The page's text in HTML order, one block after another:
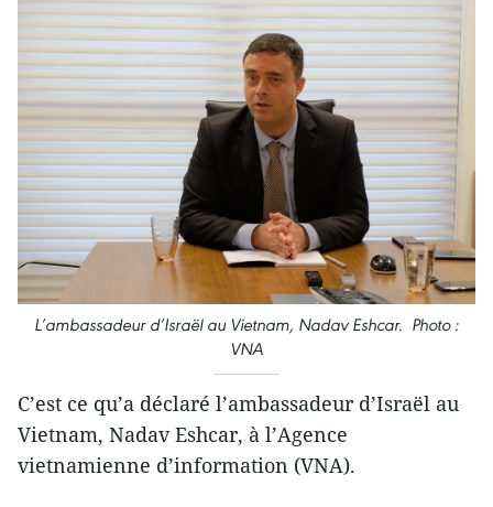
L’ambassadeur d’Israël au Vietnam, Nadav Eshcar. Photo :
VNA
C’est ce qu’a déclaré l’ambassadeur d’Israël au
Vietnam, Nadav Eshcar, à l’Agence
vietnamienne d’information (VNA).